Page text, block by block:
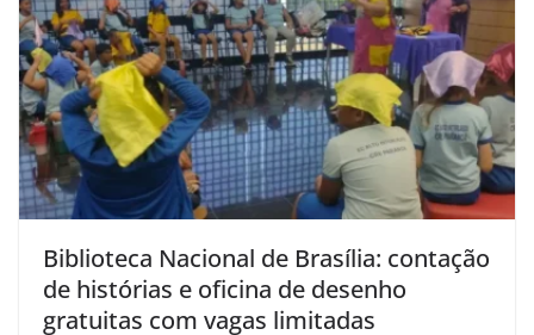
Biblioteca Nacional de Brasília: contação
de histórias e oficina de desenho
gratuitas com vagas limitadas